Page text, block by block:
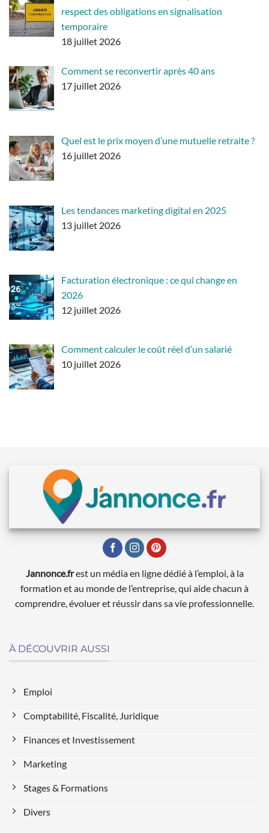
respect des obligations en signalisation
temporaire
18 juillet 2026
Comment se reconvertir après 40 ans
17 juillet 2026
Quel est le prix moyen d’une mutuelle retraite ?
16 juillet 2026
Les tendances marketing digital en 2025
13 juillet 2026
Facturation électronique : ce qui change en
2026
12 juillet 2026
Comment calculer le coût réel d’un salarié
10 juillet 2026
Jannonce.frest un média en ligne dédié à l’emploi, à la
formation et au monde de l’entreprise, qui aide chacun à
comprendre, évoluer et réussir dans sa vie professionnelle.
À DÉCOUVRIR AUSSI
Emploi
Comptabilité, Fiscalité, Juridique
Finances et Investissement
Marketing
Stages & Formations
Divers